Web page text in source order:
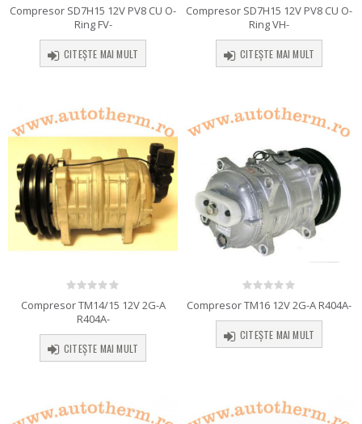
0out of 5
Compresor SD7H15 12V PV8 CU O-
Ring FV-
CITEȘTE MAI MULT
0out of 5
Compresor SD7H15 12V PV8 CU O-
Ring VH-
CITEȘTE MAI MULT
out of 5
Compresor TM14/15 12V 2G-A
R404A-
CITEȘTE MAI MULT
0out of 5
Compresor TM16 12V 2G-A R404A-
CITEȘTE MAI MULT